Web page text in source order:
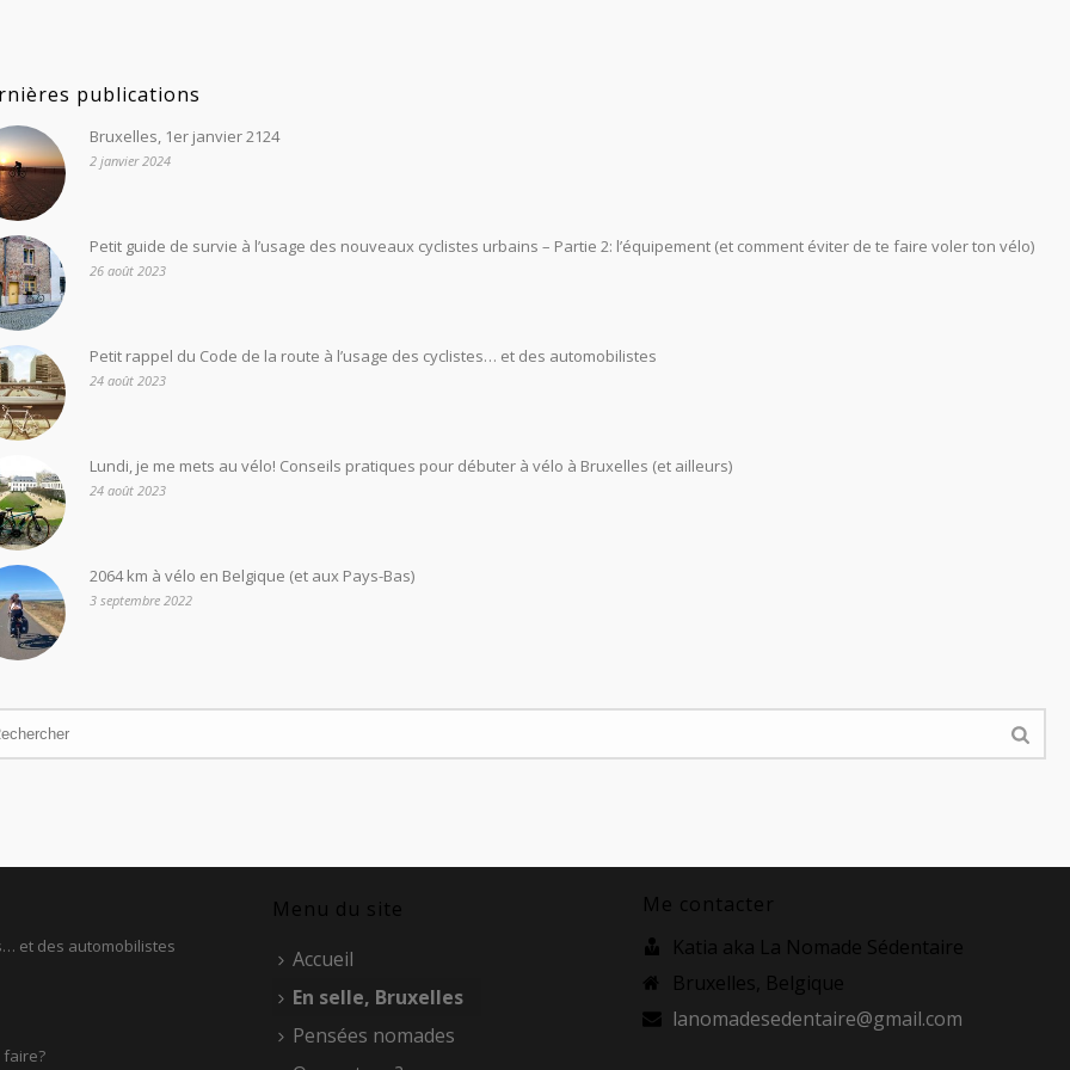
publications
Bruxelles, 1er janvier 2124
2 janvier 2024
Petit guide de survie à l’usage des nouveaux cyclistes urbains – Partie 2: l’équipement (et comment éviter de te faire voler ton vélo)
26 août 2023
Petit rappel du Code de la route à l’usage des cyclistes… et des automobilistes
24 août 2023
Lundi, je me mets au vélo! Conseils pratiques pour débuter à vélo à Bruxelles (et ailleurs)
24 août 2023
2064 km à vélo en Belgique (et aux Pays-Bas)
3 septembre 2022
et des automobilistes
faire?
Menu du site
Accueil
En selle, Bruxelles
Pensées nomades
Me contacter
Katia aka La Nomade Sédentaire
Bruxelles, Belgique
lanomadesedentaire@gmail.com